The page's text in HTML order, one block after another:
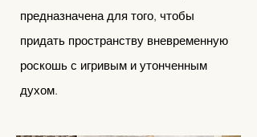
предназначена для того, чтобы
придать пространству вневременную
роскошь с игривым и утонченным
духом.